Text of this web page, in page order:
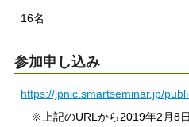
16名
参加申し込み
https://jpnic.smartseminar.jp/
※上記のURLから2019年2月8